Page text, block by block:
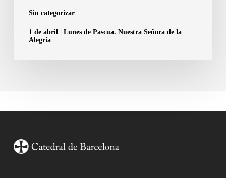
Sin categorizar
1 de abril | Lunes de Pascua. Nuestra Señora de la
Alegría